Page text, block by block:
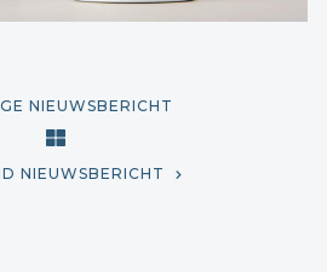
NIEUWSBERICHT
NIEUWSBERICHT